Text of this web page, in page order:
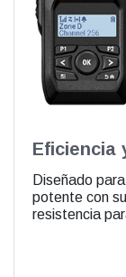
Eficiencia
Diseñado
potente con
resistencia